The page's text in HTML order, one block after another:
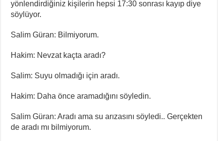
yönlendirdiğiniz kişilerin hepsi 17:30 sonrası kayıp diye
söylüyor.
Salim Güran: Bilmiyorum.
Hakim: Nevzat kaçta aradı?
Salim: Suyu olmadığı için aradı.
Hakim: Daha önce aramadığını söyledin.
Salim Güran: Aradı ama su arızasını söyledi.. Gerçekten
de aradı mı bilmiyorum.